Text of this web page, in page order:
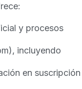
y procesos
incluyendo
en suscripción